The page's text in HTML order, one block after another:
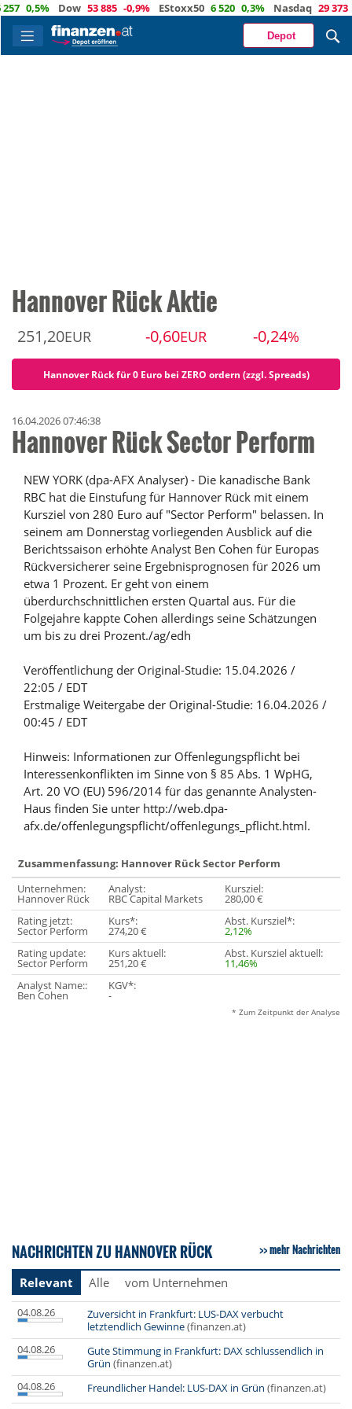
0,5% Dow 53 885 -0,9% EStoxx50 6 520 0,3% Nasdaq 29 373 -
Depot
Hannover Rück Aktie
251,20EUR -0,60EUR -0,24%
Hannover Rück für 0 Euro bei ZERO ordern (zzgl. Spreads)
16.04.2026 07:46:38
Hannover Rück Sector Perform
NEW YORK (dpa-AFX Analyser) - Die kanadische Bank
RBC hat die Einstufung für Hannover Rück mit einem
Kursziel von 280 Euro auf "Sector Perform" belassen. In
seinem am Donnerstag vorliegenden Ausblick auf die
Berichtssaison erhöhte Analyst Ben Cohen für Europas
Rückversicherer seine Ergebnisprognosen für 2026 um
etwa 1 Prozent. Er geht von einem
überdurchschnittlichen ersten Quartal aus. Für die
Folgejahre kappte Cohen allerdings seine Schätzungen
um bis zu drei Prozent./ag/edh
Veröffentlichung der Original-Studie: 15.04.2026 /
22:05 / EDT
Erstmalige Weitergabe der Original-Studie: 16.04.2026 /
00:45 / EDT
Hinweis: Informationen zur Offenlegungspflicht bei
Interessenkonflikten im Sinne von § 85 Abs. 1 WpHG,
Art. 20 VO (EU) 596/2014 für das genannte Analysten-
Haus finden Sie unter http://web.dpa-
afx.de/offenlegungspflicht/offenlegungs_pflicht.html.
Zusammenfassung: Hannover Rück Sector Perform
Unternehmen:
Hannover Rück
Analyst:
RBC Capital Markets
Kursziel:
280,00 €
Rating jetzt:
Sector Perform
Kurs*:
274,20 €
Abst. Kursziel*:
2,12%
Rating update:
Sector Perform
Kurs aktuell:
251,20 €
Abst. Kursziel aktuell:
11,46%
Analyst Name::
Ben Cohen
KGV*:
-
* Zum Zeitpunkt der Analyse
NACHRICHTEN ZU HANNOVER RÜCK mehr Nachrichten
Relevant Alle vom Unternehmen
04.08.26
Zuversicht in Frankfurt: LUS-DAX verbucht
letztendlich Gewinne(finanzen.at)
04.08.26
Gute Stimmung in Frankfurt: DAX schlussendlich in
Grün (finanzen.at)
04.08.26
Freundlicher Handel: LUS-DAX in Grün (finanzen.at)